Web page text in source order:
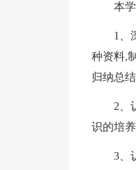
本
1、
种资料,
归纳总
2、
识的培
3、